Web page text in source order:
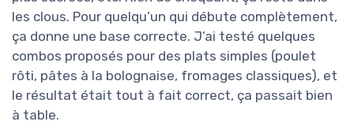
les clous. Pour quelqu’un qui débute complètement,
ça donne une base correcte. J’ai testé quelques
combos proposés pour des plats simples (poulet
rôti, pâtes à la bolognaise, fromages classiques), et
le résultat était tout à fait correct, ça passait bien
à table.